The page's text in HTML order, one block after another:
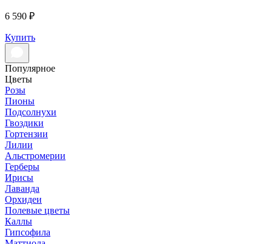
6 590 ₽
Купить
Популярное
Цветы
Розы
Пионы
Подсолнухи
Гвоздики
Гортензии
Лилии
Альстромерии
Герберы
Ирисы
Лаванда
Орхидеи
Полевые цветы
Каллы
Гипсофила